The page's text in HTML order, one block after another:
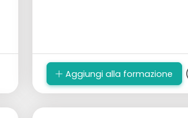
Aggiungi alla formazione